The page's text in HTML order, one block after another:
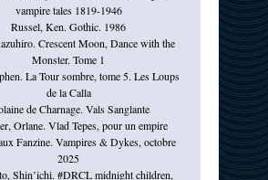
vampire tales 1819-1946
Russel, Ken. Gothic. 1986
Crescent Moon, Dance with the
Monster. Tome 1
La Tour sombre, tome 5. Les Loups
de la Calla
de Charnage. Vals Sanglante
Orlane. Vlad Tepes, pour un empire
Fanzine. Vampires & Dykes, octobre
2025
Shin’ichi. #DRCL midnight children,